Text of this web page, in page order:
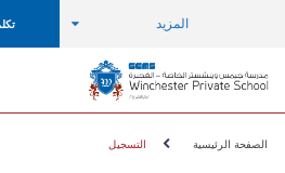
المزيد
الصفحة الرئيسية التسجيل